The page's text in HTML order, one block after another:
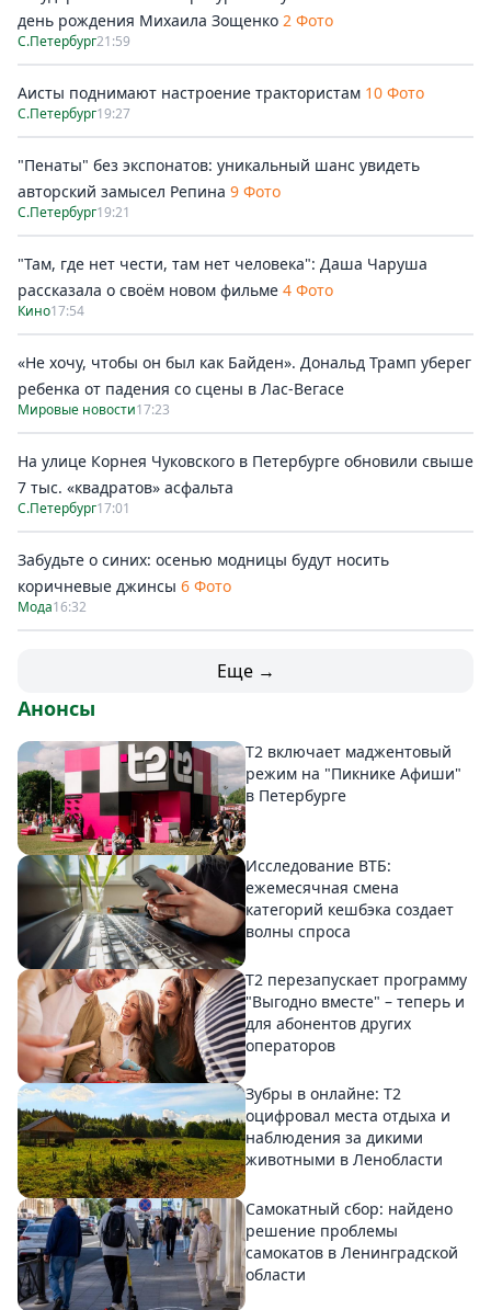
день рождения Михаила Зощенко 2 Фото
С.Петербург21:59
Аисты поднимают настроение трактористам 10 Фото
С.Петербург19:27
"Пенаты" без экспонатов: уникальный шанс увидеть
авторский замысел Репина 9 Фото
С.Петербург19:21
"Там, где нет чести, там нет человека": Даша Чаруша
рассказала о своём новом фильме 4 Фото
Кино17:54
«Не хочу, чтобы он был как Байден». Дональд Трамп уберег
ребенка от падения со сцены в Лас-Вегасе
Мировые новости17:23
На улице Корнея Чуковского в Петербурге обновили свыше
7 тыс. «квадратов» асфальта
С.Петербург17:01
Забудьте о синих: осенью модницы будут носить
коричневые джинсы 6 Фото
Мода16:32
Еще →
Анонсы
Т2 включает маджентовый
режим на "Пикнике Афиши"
в Петербурге
Исследование ВТБ:
ежемесячная смена
категорий кешбэка создает
волны спроса
Т2 перезапускает программу
"Выгодно вместе" – теперь и
для абонентов других
операторов
Зубры в онлайне: Т2
оцифровал места отдыха и
наблюдения за дикими
животными в Ленобласти
Самокатный сбор: найдено
решение проблемы
самокатов в Ленинградской
области